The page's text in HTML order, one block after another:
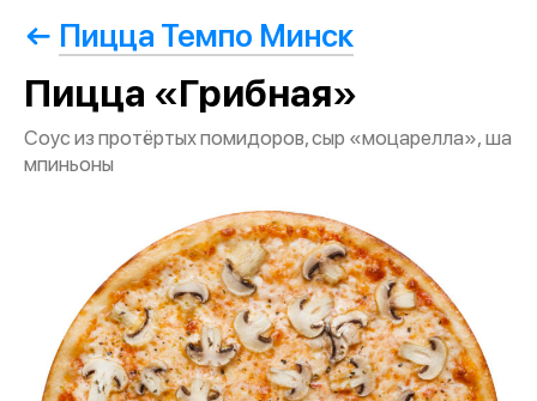
Пицца Темпо Минск
Пицца «Грибная»
Соус из протёртых помидоров, сыр «моцарелла», ша
мпиньоны